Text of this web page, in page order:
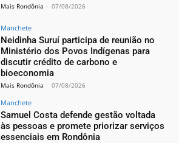
Mais Rondônia - 07/08/2026
Manchete
Neidinha Suruí participa de reunião no
Ministério dos Povos Indígenas para
discutir crédito de carbono e
bioeconomia
Mais Rondônia - 07/08/2026
Manchete
Samuel Costa defende gestão voltada
às pessoas e promete priorizar serviços
essenciais em Rondônia